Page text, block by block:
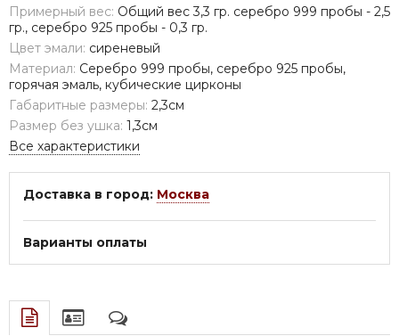
Примерный вес: Общий вес 3,3 гр. серебро 999 пробы - 2,5
гр., серебро 925 пробы - 0,3 гр.
Цвет эмали: сиреневый
Материал: Серебро 999 пробы, серебро 925 пробы,
горячая эмаль, кубические цирконы
Габаритные размеры: 2,3см
Размер без ушка: 1,3см
Все характеристики
Доставка в город: Москва
Варианты оплаты